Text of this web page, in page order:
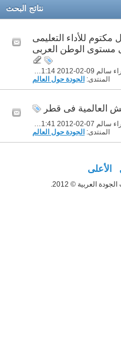
نتائج البحث
للأداء التعليمى
مستوى الوطن العربى
02-2012
01:14 AM
المنتدى: الجودة حول العالم
العالمية فى قطر
02-2012
11:41 AM
المنتدى: الجودة حول العالم
الأعلى
العربية © 2012.